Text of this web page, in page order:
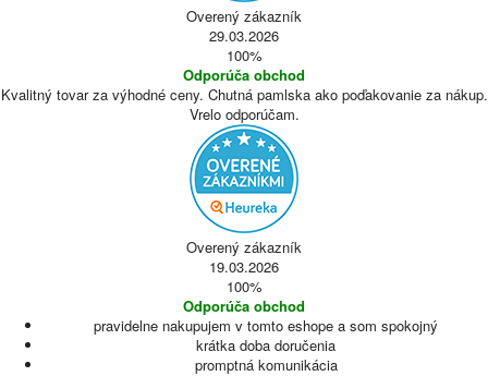
Overený zákazník
29.03.2026
100%
Odporúča obchod
Kvalitný tovar za výhodné ceny. Chutná pamlska ako poďakovanie za nákup.
Vrelo odporúčam.
Overený zákazník
19.03.2026
100%
Odporúča obchod
pravidelne nakupujem v tomto eshope a som spokojný
krátka doba doručenia
promptná komunikácia